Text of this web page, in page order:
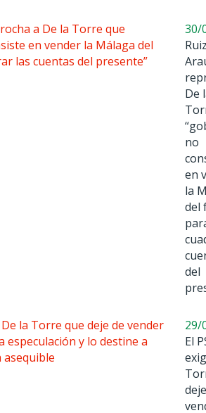
30/
De
no
en
la
del
del
29/
El